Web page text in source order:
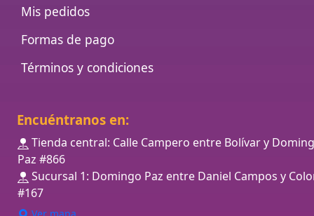
Mis pedidos
Formas de pago
Términos y condiciones
Encuéntranos en:
Tienda central: Calle Campero entre Bolívar y
Paz #866
Sucursal 1: Domingo Paz entre Daniel Campos y
#167